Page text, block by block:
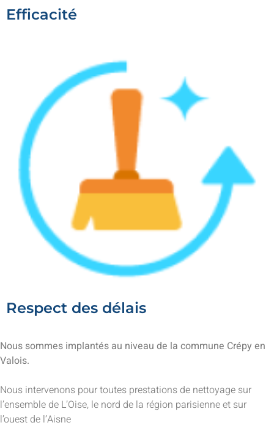
Efficacité
Respect des délais
Nous sommes implantés au niveau de la commune Crépy en
Valois.
Nous intervenons pour toutes prestations de nettoyage sur
l’ensemble de L’Oise, le nord de la région parisienne et sur
l’ouest de l’Aisne